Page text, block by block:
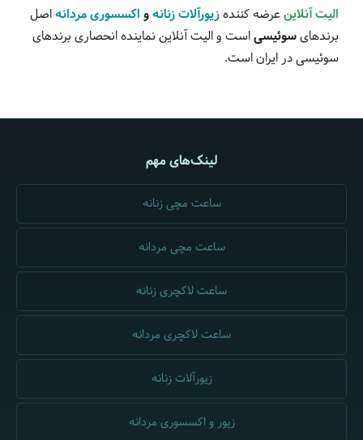
الیت آنلاینعرضه کنندهزیورآلات زنانهو اکسسوری مردانهاصل
برندهایسوئیسیاست و الیت آنلاین نماینده انحصاری برندهای
سوئیسی در ایران است.
لینک‌های مهم
ساعت مچی زنانه
ساعت مچی مردانه
ساعت لاکچری زنانه
ساعت لاکچری مردانه
زیورآلات زنانه
زیور و اکسسوری مردانه